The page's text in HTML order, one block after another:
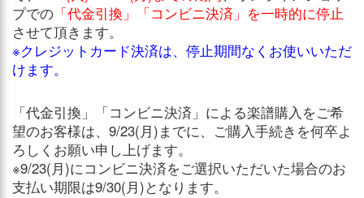
プでの 「代金引換」「コンビニ決済」を一時的に停止
させて頂きます。
※クレジットカード決済は、停止期間なくお使いいただ
けます。
「代金引換」「コンビニ決済」による楽譜購入をご希
望のお客様は、9/23(月)までに、ご購入手続きを何卒よ
ろしくお願い申し上げます。
※9/23(月)にコンビニ決済をご選択いただいた場合のお
支払い期限は9/30(月)となります。